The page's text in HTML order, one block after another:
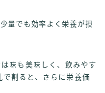
量でも効率よく栄養が摂
味も美味しく、飲みやす
割ると、さらに栄養価